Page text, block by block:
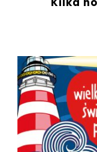
Kilka